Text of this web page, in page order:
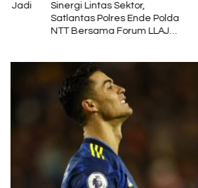
Sinergi Lintas Sektor,
Satlantas Polres Ende Polda
NTT Bersama Forum LLAJ